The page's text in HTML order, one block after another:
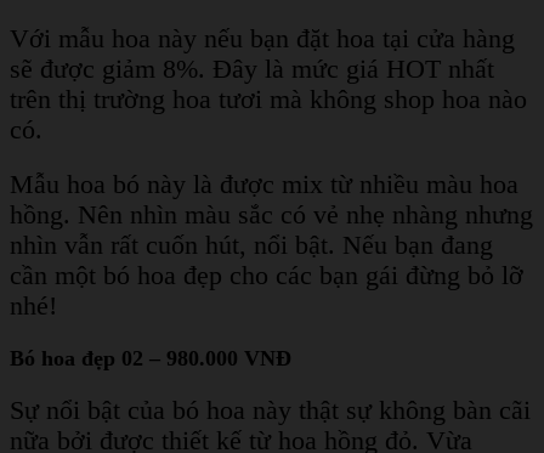
Với mẫu hoa này nếu bạn đặt hoa tại cửa hàng
sẽ được giảm 8%. Đây là mức giá HOT nhất
trên thị trường hoa tươi mà không shop hoa nào
có.
Mẫu hoa bó này là được mix từ nhiều màu hoa
hồng. Nên nhìn màu sắc có vẻ nhẹ nhàng nhưng
nhìn vẫn rất cuốn hút, nổi bật. Nếu bạn đang
cần một bó hoa đẹp cho các bạn gái đừng bỏ lỡ
nhé!
Bó hoa đẹp 02 – 980.000 VNĐ
Sự nổi bật của bó hoa này thật sự không bàn cãi
nữa bởi được thiết kế từ hoa hồng đỏ. Vừa